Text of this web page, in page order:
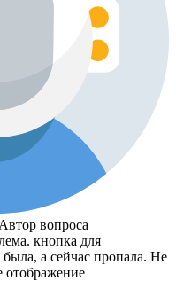
Автор вопроса
кнопка для
а сейчас пропала. Не
отображение